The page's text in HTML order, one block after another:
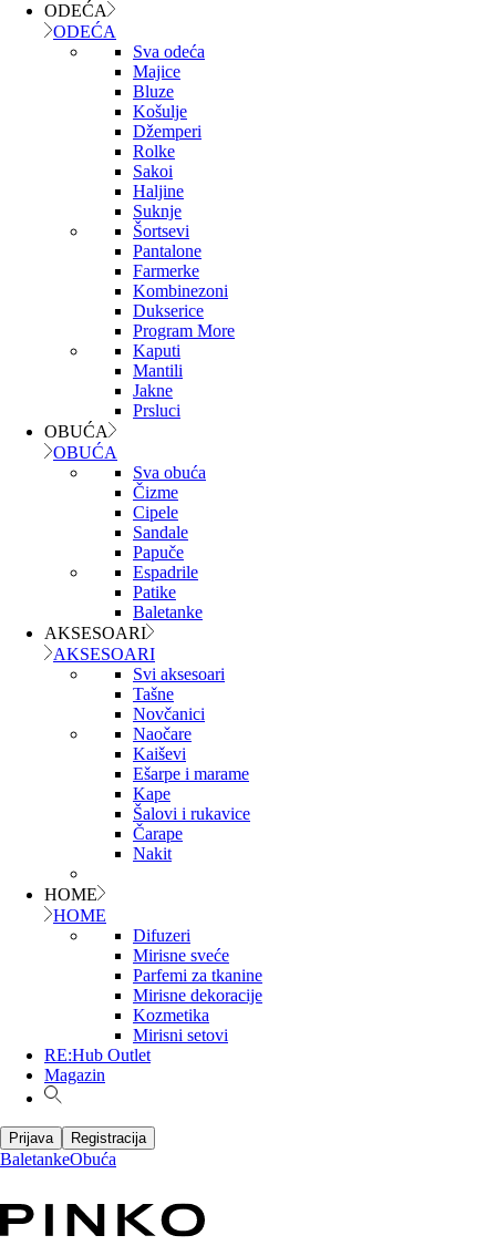
ODEĆA
ODEĆA
Sva odeća
Majice
Bluze
Košulje
Džemperi
Rolke
Sakoi
Haljine
Suknje
Šortsevi
Pantalone
Farmerke
Kombinezoni
Dukserice
Program More
Kaputi
Mantili
Jakne
Prsluci
OBUĆA
OBUĆA
Sva obuća
Čizme
Cipele
Sandale
Papuče
Espadrile
Patike
Baletanke
AKSESOARI
AKSESOARI
Svi aksesoari
Tašne
Novčanici
Naočare
Kaiševi
Ešarpe i marame
Kape
Šalovi i rukavice
Čarape
Nakit
HOME
HOME
Difuzeri
Mirisne sveće
Parfemi za tkanine
Mirisne dekoracije
Kozmetika
Mirisni setovi
RE:Hub Outlet
Magazin
Prijava Registracija
BaletankeObuća